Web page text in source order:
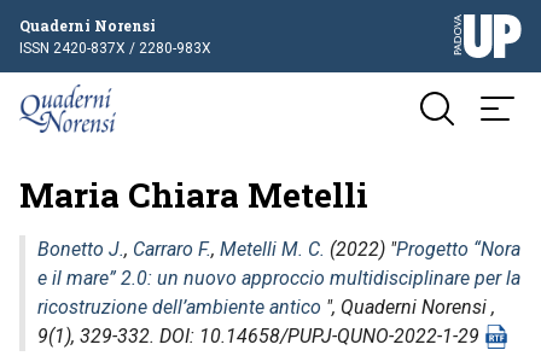
Quaderni Norensi
ISSN 2420-837X / 2280-983X
Maria Chiara Metelli
Bonetto J., Carraro F., Metelli M. C. (2022) "Progetto “Nora
e il mare” 2.0: un nuovo approccio multidisciplinare per la
ricostruzione dell’ambiente antico ", Quaderni Norensi ,
9(1), 329-332. DOI: 10.14658/PUPJ-QUNO-2022-1-29